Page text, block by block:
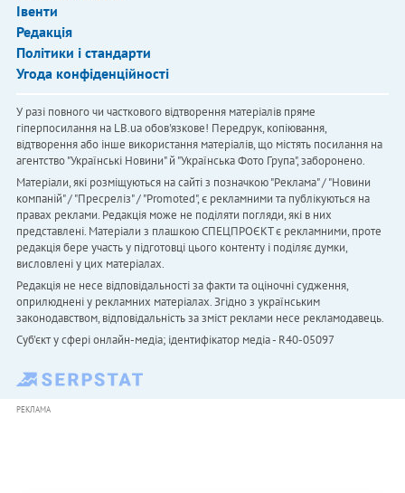
Івенти
Редакція
Політики і стандарти
Угода конфіденційності
У разі повного чи часткового відтворення матеріалів пряме
гіперпосилання на LB.ua обов'язкове! Передрук, копіювання,
відтворення або інше використання матеріалів, що містять посилання на
агентство "Українськi Новини" й "Українська Фото Група", заборонено.
Матеріали, які розміщуються на сайті з позначкою "Реклама" / "Новини
компаній" / "Пресреліз" / "Promoted", є рекламними та публікуються на
правах реклами. Редакція може не поділяти погляди, які в них
представлені. Матеріали з плашкою СПЕЦПРОЄКТ є рекламними, проте
редакція бере участь у підготовці цього контенту і поділяє думки,
висловлені у цих матеріалах.
Редакція не несе відповідальності за факти та оціночні судження,
оприлюднені у рекламних матеріалах. Згідно з українським
законодавством, відповідальність за зміст реклами несе рекламодавець.
Cуб'єкт у сфері онлайн-медіа; ідентифікатор медіа - R40-05097
РЕКЛАМА